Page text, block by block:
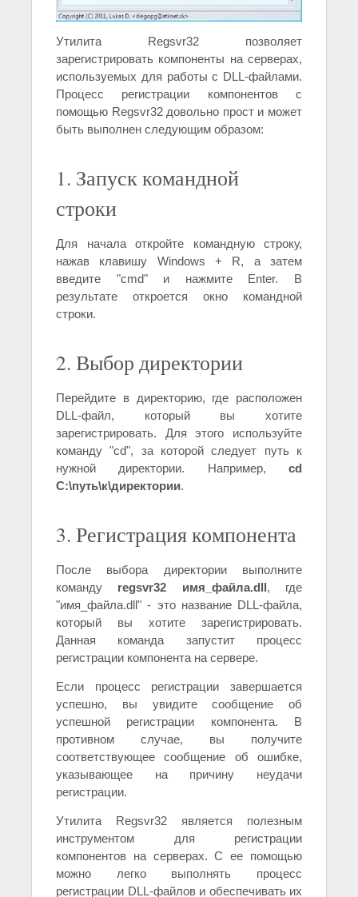
Утилита Regsvr32 позволяет
зарегистрировать компоненты на серверах,
используемых для работы с DLL-файлами.
Процесс регистрации компонентов с
помощью Regsvr32 довольно прост и может
быть выполнен следующим образом:
1. Запуск командной
строки
Для начала откройте командную строку,
нажав клавишу Windows + R, а затем
введите "cmd" и нажмите Enter. В
результате откроется окно командной
строки.
2. Выбор директории
Перейдите в директорию, где расположен
DLL-файл, который вы хотите
зарегистрировать. Для этого используйте
команду "cd", за которой следует путь к
нужной директории. Например, cd
C:\путь\к\директории.
3. Регистрация компонента
После выбора директории выполните
команду regsvr32 имя_файла.dll, где
"имя_файла.dll" - это название DLL-файла,
который вы хотите зарегистрировать.
Данная команда запустит процесс
регистрации компонента на сервере.
Если процесс регистрации завершается
успешно, вы увидите сообщение об
успешной регистрации компонента. В
противном случае, вы получите
соответствующее сообщение об ошибке,
указывающее на причину неудачи
регистрации.
Утилита Regsvr32 является полезным
инструментом для регистрации
компонентов на серверах. С ее помощью
можно легко выполнять процесс
регистрации DLL-файлов и обеспечивать их